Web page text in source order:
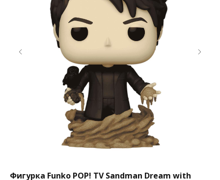
Фигурка Funko POP! TV Sandman Dream with